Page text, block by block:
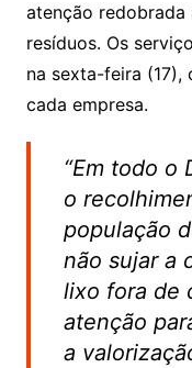
atenção
resíduos. Os
na sexta-feira
cada empresa.
“Em todo o
o
população
não sujar a
lixo fora de
atenção
a